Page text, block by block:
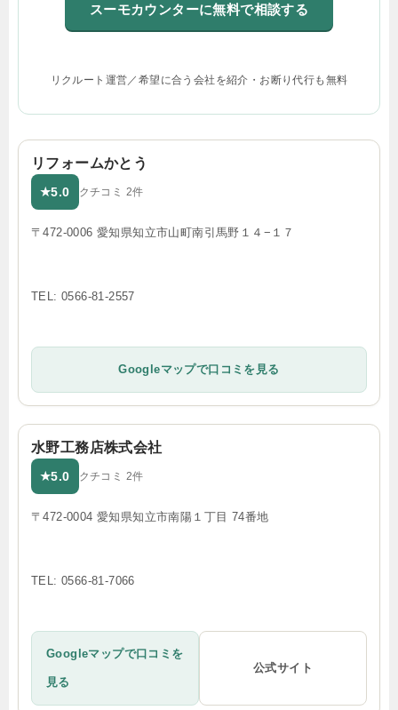
スーモカウンターに無料で相談する
リクルート運営／希望に合う会社を紹介・お断り代行も無料
リフォームかとう
★5.0 クチコミ 2件
〒472-0006 愛知県知立市山町南引馬野１４−１７
TEL: 0566-81-2557
Googleマップで口コミを見る
水野工務店株式会社
★5.0 クチコミ 2件
〒472-0004 愛知県知立市南陽１丁目 74番地
TEL: 0566-81-7066
Googleマップで口コミを
見る
公式サイト